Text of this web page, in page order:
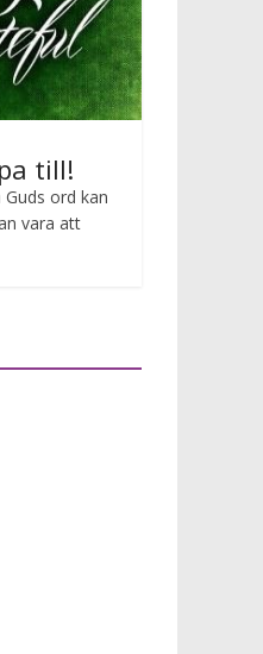
07-11 21:00
kl. 20.30, onsdagar med
till!
ord kan
vara att